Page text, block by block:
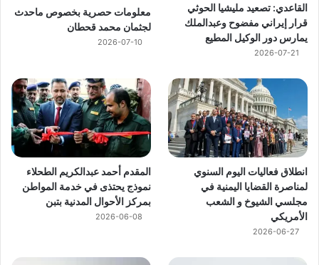
القاعدي: تصعيد مليشيا الحوثي
قرار إيراني مفضوح وعبدالملك
يمارس دور الوكيل المطيع
2026-07-21
معلومات حصرية بخصوص ماحدث
لجثمان محمد قحطان
2026-07-10
انطلاق فعاليات اليوم السنوي
لمناصرة القضايا اليمنية في
مجلسي الشيوخ و الشعب
الأمريكي
2026-06-27
المقدم أحمد عبدالكريم الطحلاء
نموذج يحتذى في خدمة المواطن
بمركز الأحوال المدنية بتبن
2026-06-08